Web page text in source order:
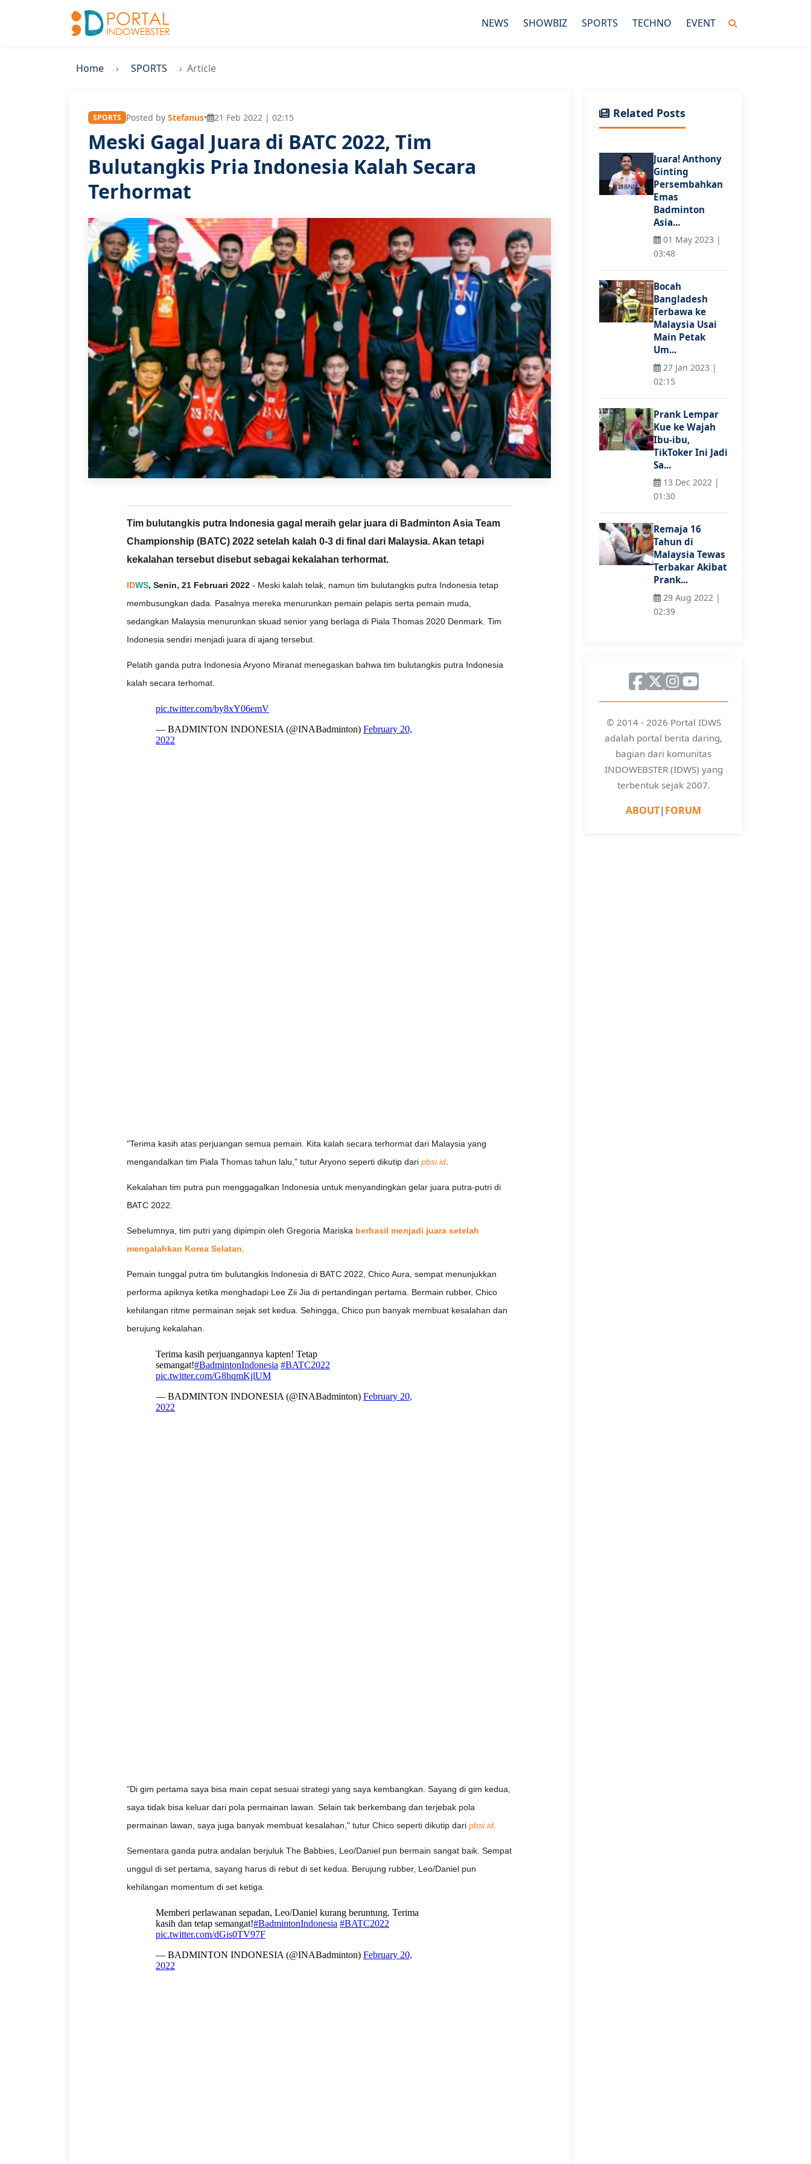
NEWS SHOWBIZ SPORTS TECHNO EVENT
Home SPORTS Article
SPORTS Posted by Stefanus• 21 Feb 2022 | 02:15
Meski Gagal Juara di BATC 2022, Tim
Bulutangkis Pria Indonesia Kalah Secara
Terhormat
Tim bulutangkis putra Indonesia gagal meraih gelar juara di Badminton Asia Team
Championship (BATC) 2022 setelah kalah 0-3 di final dari Malaysia. Akan tetapi
kekalahan tersebut disebut sebagai kekalahan terhormat.
IDWS, Senin, 21 Februari 2022- Meski kalah telak, namun tim bulutangkis putra Indonesia tetap
membusungkan dada. Pasalnya mereka menurunkan pemain pelapis serta pemain muda,
sedangkan Malaysia menurunkan skuad senior yang berlaga di Piala Thomas 2020 Denmark. Tim
Indonesia sendiri menjadi juara di ajang tersebut.
Pelatih ganda putra Indonesia Aryono Miranat menegaskan bahwa tim bulutangkis putra Indonesia
kalah secara terhomat.
"Terima kasih atas perjuangan semua pemain. Kita kalah secara terhormat dari Malaysia yang
mengandalkan tim Piala Thomas tahun lalu," tutur Aryono seperti dikutip dari pbsi.id.
Kekalahan tim putra pun menggagalkan Indonesia untuk menyandingkan gelar juara putra-putri di
BATC 2022.
Sebelumnya, tim putri yang dipimpin oleh Gregoria Mariska berhasil menjadi juara setelah
mengalahkan Korea Selatan
Pemain tunggal putra tim bulutangkis Indonesia di BATC 2022, Chico Aura, sempat menunjukkan
performa apiknya ketika menghadapi Lee Zii Jia di pertandingan pertama. Bermain rubber, Chico
kehilangan ritme permainan sejak set kedua. Sehingga, Chico pun banyak membuat kesalahan dan
berujung kekalahan.
"Di gim pertama saya bisa main cepat sesuai strategi yang saya kembangkan. Sayang di gim kedua,
saya tidak bisa keluar dari pola permainan lawan. Selain tak berkembang dan terjebak pola
permainan lawan, saya juga banyak membuat kesalahan," tutur Chico seperti dikutip dari pbsi.id.
Sementara ganda putra andalan berjuluk The Babbies, Leo/Daniel pun bermain sangat baik. Sempat
unggul di set pertama, sayang harus di rebut di set kedua. Berujung rubber, Leo/Daniel pun
kehilangan momentum di set ketiga.
Related Posts
Juara! Anthony
Ginting
Persembahkan
Emas
Badminton
Asia...
01 May 2023 |
03:48
Bocah
Bangladesh
Terbawa ke
Malaysia Usai
Main Petak
Um...
27 Jan 2023 |
02:15
Prank Lempar
Kue ke Wajah
Ibu-ibu,
TikToker Ini Jadi
Sa...
13 Dec 2022 |
01:30
Remaja 16
Tahun di
Malaysia Tewas
Terbakar Akibat
Prank...
29 Aug 2022 |
02:39
© 2014 - 2026 Portal IDWS
adalah portal berita daring,
bagian dari komunitas
INDOWEBSTER (IDWS) yang
terbentuk sejak 2007.
ABOUT|FORUM